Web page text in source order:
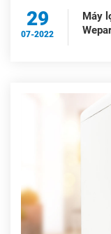
29
07-2022
Máy